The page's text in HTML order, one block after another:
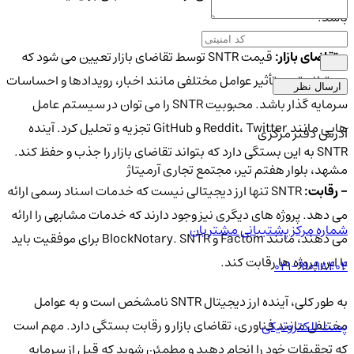
باشد.
- تقاضای بازار:
قیمت SNTR توسط تقاضای بازار تعیین می شود که
می تواند تحت تأثیر عوامل مختلفی مانند اخبار، رویدادها و احساسات
سرمایه گذار باشد. محبوبیت SNTR را می توان در سیستم عامل
هایی مانند Reddit، Twitter و GitHub تجزیه و تحلیل کرد. آینده
SNTR به این بستگی دارد که بتواند تقاضای بازار را جذب و حفظ کند.
- رقابت:
SNTR تنها ارز دیجیتالی نیست که خدمات اسناد رسمی ارائه
می دهد. پروژه های دیگری نیز وجود دارند که خدمات مشابهی را ارائه
می دهند، مانند Factom و BlockNotary. SNTR برای موفقیت باید
با این پروژه ها رقابت کند.
به طور کلی، آینده ارز دیجیتال SNTR نامشخص است و به عوامل
مختلفی مانند فناوری، تقاضای بازار و رقابت بستگی دارد. مهم است
که تحقیقات خود را انجام دهید و مطمئن شوید که قبل از سرمایه
ارسال نظر
آدرس دفتر مرکزی
مشهد، بلوار هفتم تیر، مجتمع تجاری آرمیتاژ
شماره مرکز پشتیبانی مشتریان
021-91098404
پست الکترونیکی